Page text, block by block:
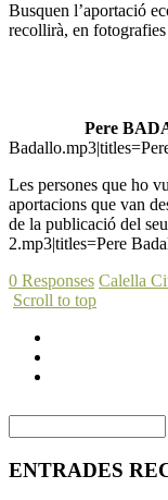
Busquen l’aportació
recollirà, en fotografies
Pere
Les persones que ho
aportacions que van
de la publicació del
2.mp3|titles=Pere
0 Responses Calella
Scroll to top
ENTRADES